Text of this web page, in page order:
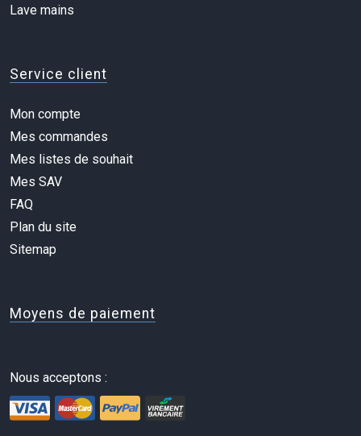
Lave mains
Service client
Mon compte
Mes commandes
Mes listes de souhait
Mes SAV
FAQ
Plan du site
Sitemap
Moyens de paiement
Nous acceptons :